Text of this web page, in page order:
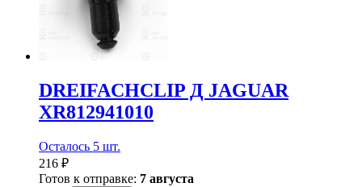
DREIFACHCLIP Д JAGUAR
XR812941010
Осталось 5 шт.
216 ₽
Готов к отправке: 7 августа